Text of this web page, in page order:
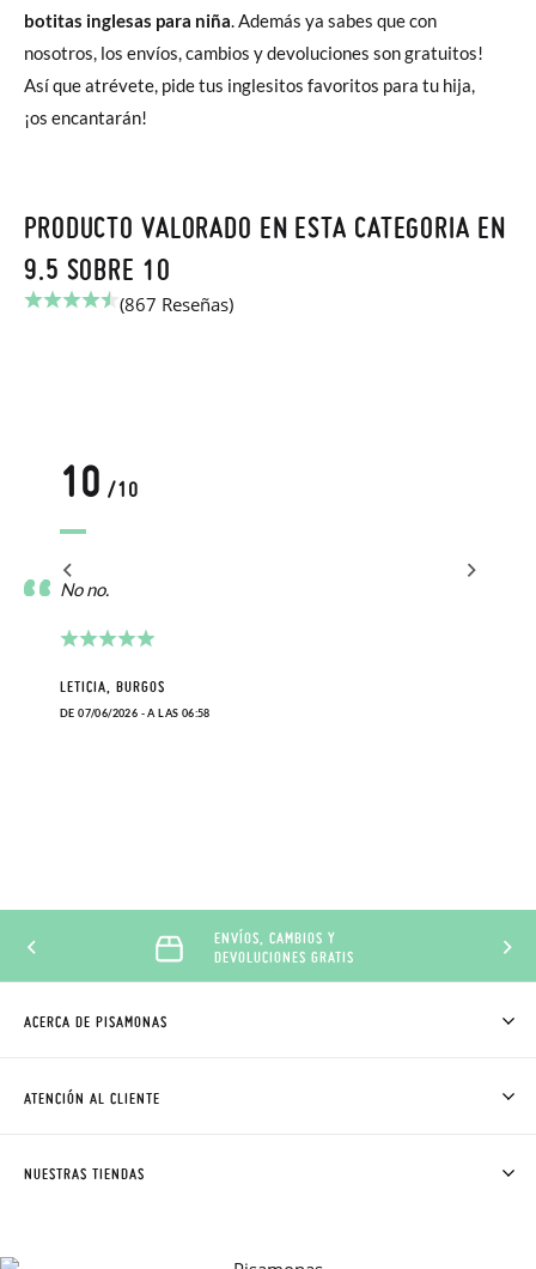
botitas inglesas para niña. Además ya sabes que con
nosotros, los envíos, cambios y devoluciones son gratuitos!
Así que atrévete, pide tus inglesitos favoritos para tu hija,
¡os encantarán!
PRODUCTO VALORADO EN ESTA CATEGORIA EN
9.5 SOBRE 10
(867 Reseñas)
10 /10
No no.
LETICIA, BURGOS
DE 07/06/2026 - A LAS 06:58
ENVÍOS, CAMBIOS Y
DEVOLUCIONES GRATIS
ACERCA DE PISAMONAS
CÓMO COMPRAR
ATENCIÓN AL CLIENTE
NUESTRAS TIENDAS